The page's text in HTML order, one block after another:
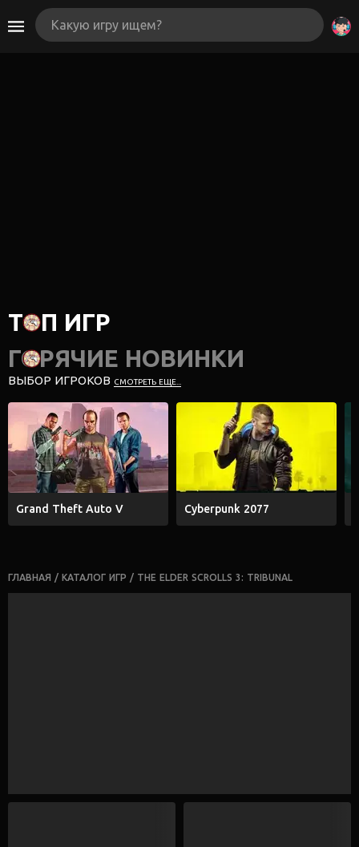
ТОП ИГР
ГОРЯЧИЕ НОВИНКИ
ВЫБОР ИГРОКОВ СМОТРЕТЬ ЕЩЕ...
Grand Theft Auto V Cyberpunk 2077
ГЛАВНАЯ / КАТАЛОГ ИГР / THE ELDER SCROLLS 3: TRIBUNAL